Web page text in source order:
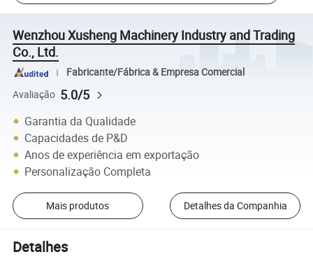
Wenzhou Xusheng Machinery Industry and Trading
Co., Ltd.
Fabricante/Fábrica & Empresa Comercial
Avaliação 5.0/5
Garantia da Qualidade
Capacidades de P&D
Anos de experiência em exportação
Personalização Completa
Mais produtos Detalhes da Companhia
Detalhes